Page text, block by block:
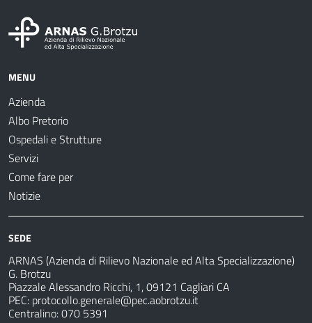
MENU
Azienda
Albo Pretorio
Ospedali e Strutture
Servizi
Come fare per
Notizie
SEDE
ARNAS (Azienda di Rilievo Nazionale ed Alta Specializzazione)
G. Brotzu
Piazzale Alessandro Ricchi, 1, 09121 Cagliari CA
PEC: protocollo.generale@pec.aobrotzu.it
Centralino: 070 5391